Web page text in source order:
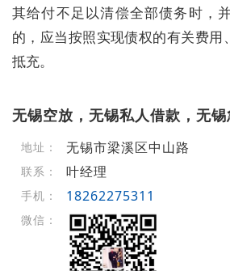
其给付不足以清偿全部债务时，
的，应当按照实现债权的有关费用
抵充。
无锡空放，无锡私人借款，无
地址： 无锡市梁溪区中山路
联系： 叶经理
手机： 18262275311
微信：